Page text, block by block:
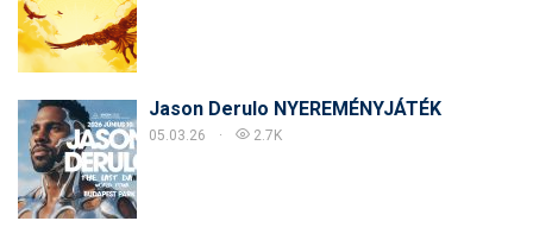
Jason Derulo NYEREMÉNYJÁTÉK
05.03.26 2.7K